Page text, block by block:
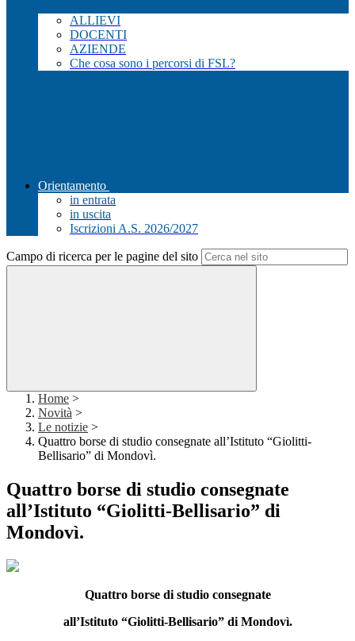
ALLIEVI
DOCENTI
AZIENDE
Che cosa sono i percorsi di FSL?
Orientamento
in entrata
in uscita
Iscrizioni A.S. 2026/2027
Campo di ricerca per le pagine del sito
Home >
Novità >
Le notizie >
Quattro borse di studio consegnate all’Istituto “Giolitti-
Bellisario” di Mondovì.
Quattro borse di studio consegnate
all’Istituto “Giolitti-Bellisario” di
Mondovì.
Quattro borse di studio consegnate
all’Istituto “Giolitti-Bellisario” di Mondovì.